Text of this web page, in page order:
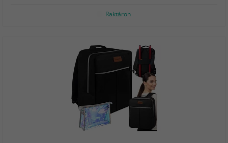
Raktáron